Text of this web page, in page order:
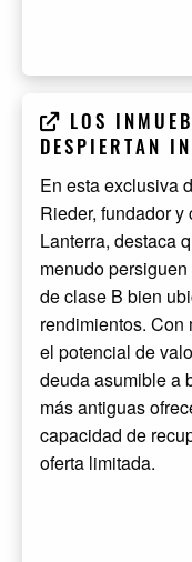
LOS
DESPIERTAN
En esta exclusiva
Rieder, fundador
Lanterra, destaca
menudo
de clase B bien
rendimientos. Con
el potencial de
deuda asumible a
más antiguas
capacidad de
oferta limitada.